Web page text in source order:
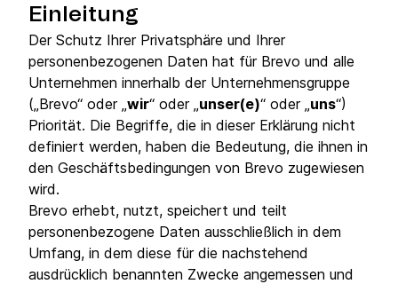
Einleitung
Der Schutz Ihrer Privatsphäre und Ihrer
personenbezogenen Daten hat für Brevo und alle
Unternehmen innerhalb der Unternehmensgruppe
(„Brevo“ oder „wir“ oder „unser(e)“ oder „uns“)
Priorität. Die Begriffe, die in dieser Erklärung nicht
definiert werden, haben die Bedeutung, die ihnen in
den Geschäftsbedingungen von Brevo zugewiesen
wird.
Brevo erhebt, nutzt, speichert und teilt
personenbezogene Daten ausschließlich in dem
Umfang, in dem diese für die nachstehend
ausdrücklich benannten Zwecke angemessen und